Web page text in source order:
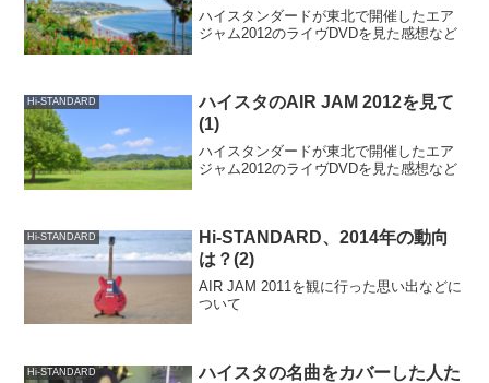
ハイスタンダードが東北で開催したエア
ジャム2012のライヴDVDを見た感想など
Hi-STANDARD
ハイスタのAIR JAM 2012を見て
(1)
ハイスタンダードが東北で開催したエア
ジャム2012のライヴDVDを見た感想など
Hi-STANDARD
Hi-STANDARD、2014年の動向
は？(2)
AIR JAM 2011を観に行った思い出などに
ついて
Hi-STANDARD
ハイスタの名曲をカバーした人た